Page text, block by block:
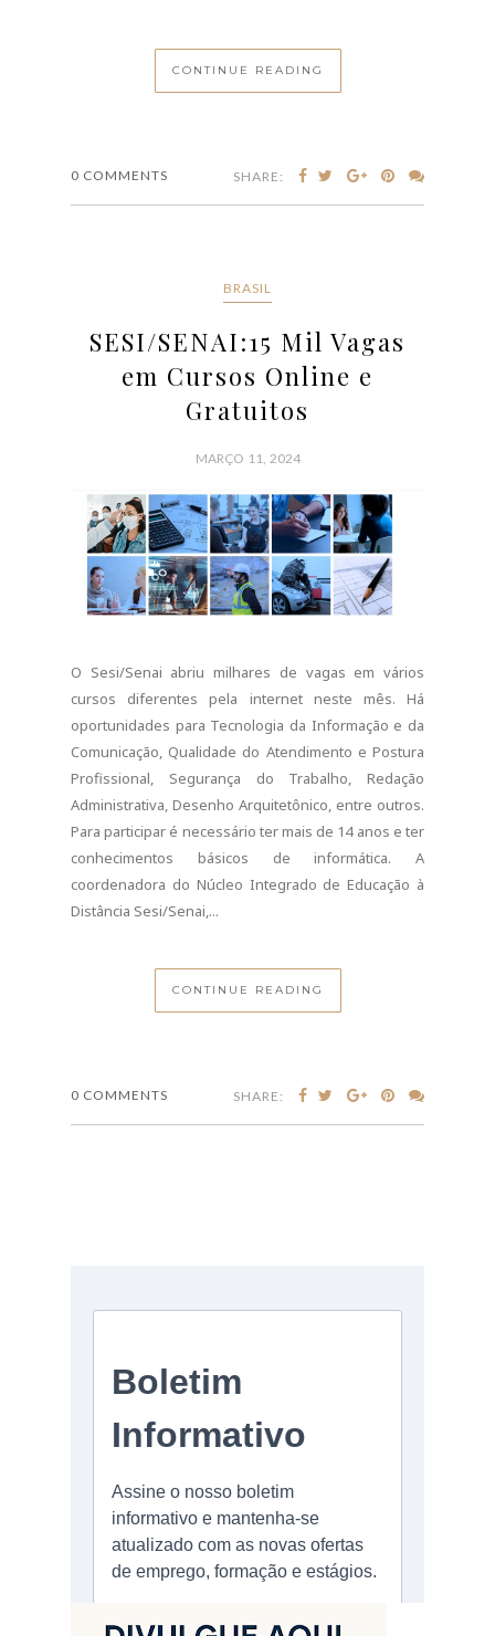
cursos diferentes pela internet neste mês. Há
Comunicação, Qualidade do Atendimento e Postura
Profissional, Segurança do Trabalho, Redação
Administrativa, Desenho Arquitetônico, entre outros.
conhecimentos básicos de informática. A
Distância Sesi/Senai,...
CONTINUE READING
0 COMMENTS SHARE: